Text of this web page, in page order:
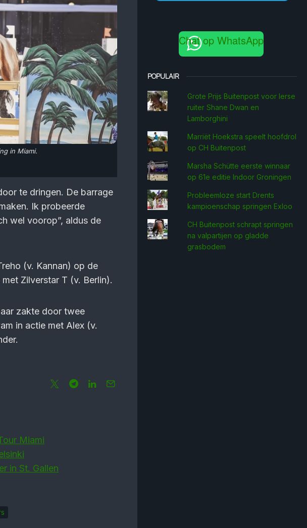
in Miami.
te dringen. De barrage
Ik probeerde
wel voorop”, aldus de
(v. Kannan) op de
Zilverstar T (v. Berlin).
zakte door twee
in actie met Alex (v.
Miami
in St. Gallen
Chat op WhatsApp
POPULAIR
Grote Prijs Buitenpost voor Ierse
ruiter Shane Dwan en
Lamborghini
Marriët Hoekstra speelt hoofdrol
op CH Buitenpost
Marsha Schütte eerste win­naar
op 61e editie Indoor Groningen
Probleemloze start Drents
kampioenschap springen Exloo
CH Buitenpost schrapt springen
na valpartijen op gladde
grasbodem